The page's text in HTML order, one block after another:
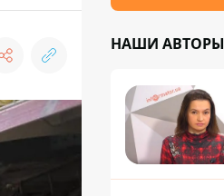
НАШИ АВТОРЫ